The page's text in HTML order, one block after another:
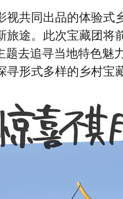
视共同出品的体验式
旅途。此次宝藏团将
题去追寻当地特色魅
寻形式多样的乡村宝